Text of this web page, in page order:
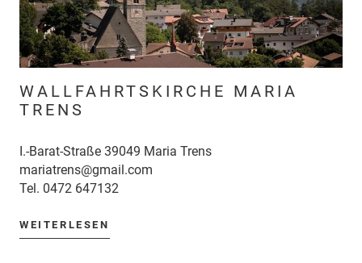
WALLFAHRTSKIRCHE MARIA
TRENS
I.-Barat-Straße 39049 Maria Trens
mariatrens@gmail.com
Tel. 0472 647132
WEITERLESEN